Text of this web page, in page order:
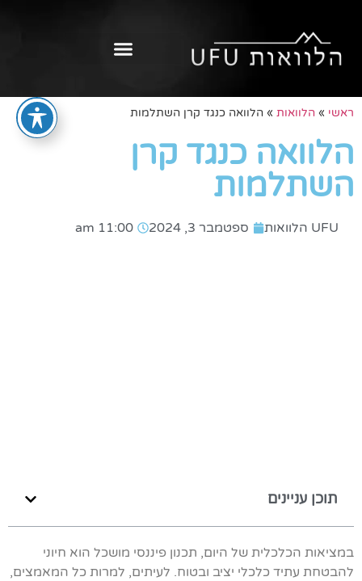
ראשי » הלוואות » הלוואה כנגד קרן השתלמות
הלוואה כנגד קרן
השתלמות
UFU הלוואות ספטמבר 3, 2024 11:00 am
תוכן עניינים
במציאות הכלכלית של היום, תכנון פיננסי מושכל הוא חיוני
להבטחת עתיד כלכלי יציב ובטוח. לעיתים, למרות כל המאמצים,